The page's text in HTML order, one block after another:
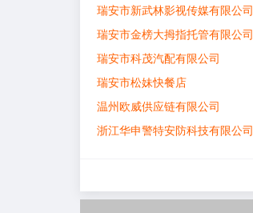
瑞安市新武林影视传媒有限公司
瑞安市金榜大拇指托管有限公司
瑞安市科茂汽配有限公司
瑞安市松妹快餐店
温州欧威供应链有限公司
浙江华申警特安防科技有限公司
中国人寿瑞安星级客户经营部